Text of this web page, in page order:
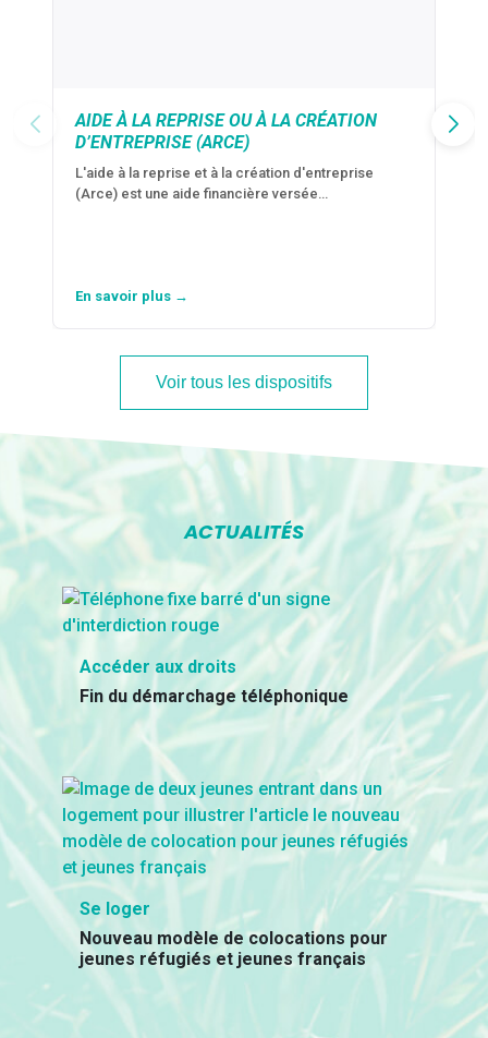
AIDE À LA REPRISE OU À LA CRÉATION
D’ENTREPRISE (ARCE)
L'aide à la reprise et à la création d'entreprise
(Arce) est une aide financière versée…
En savoir plus →
Voir tous les dispositifs
ACTUALITÉS
Accéder aux droits
Fin du démarchage téléphonique
Se loger
Nouveau modèle de colocations pour
jeunes réfugiés et jeunes français